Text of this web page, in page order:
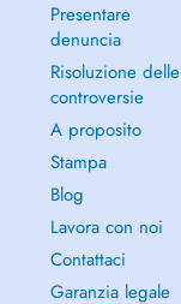
Presentare
denuncia
Risoluzione delle
controversie
A proposito
Stampa
Blog
Lavora con noi
Contattaci
Garanzia legale